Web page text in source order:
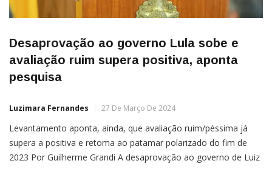
Desaprovação ao governo Lula sobe e
avaliação ruim supera positiva, aponta
pesquisa
Luzimara Fernandes 27 De Março De 2024
Levantamento aponta, ainda, que avaliação ruim/péssima já
supera a positiva e retoma ao patamar polarizado do fim de
2023 Por Guilherme Grandi A desaprovação ao governo de Luiz